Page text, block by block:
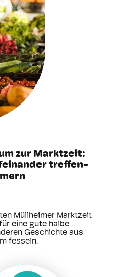
zur Marktzeit:
treffen-
Müllheimer Marktzeit
eine gute halbe
Geschichte aus
fesseln.